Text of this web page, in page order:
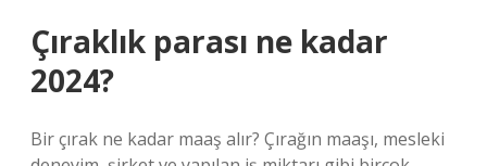
Çıraklık parası ne kadar
2024?
Bir çırak ne kadar maaş alır? Çırağın maaşı, mesleki